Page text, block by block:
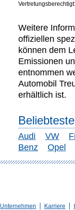
Vertretungsberechtigt:
Weitere
offiziellen
können dem
Emissionen
entnommen
Automobil
erhältlich ist.
Audi VW
Benz
Opel
Unternehmen Karriere